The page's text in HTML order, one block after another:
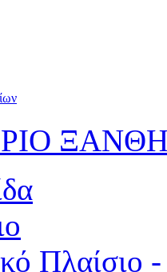
Πλαίσιο